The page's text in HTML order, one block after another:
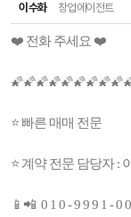
이수화 창업에이전트
❤️ 전화 주세요 ❤️
⭐ 빠른 매매 전문
⭐ 계약 전문 담당자 :
📱📲 0 1 0 - 9 9 9 1 - 0